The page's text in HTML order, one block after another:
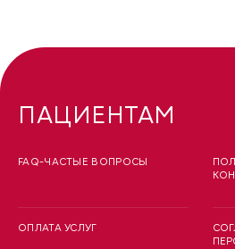
ПАЦИЕНТАМ
FAQ-ЧАСТЫЕ ВОПРОСЫ
ОПЛАТА УСЛУГ